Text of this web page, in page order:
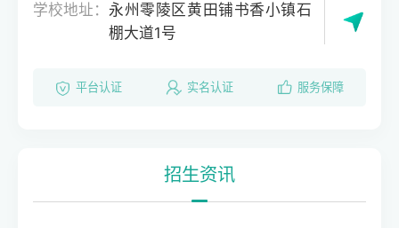
学校地址： 永州零陵区黄田铺书香小镇石
棚大道1号
平台认证 实名认证 服务保障
招生资讯